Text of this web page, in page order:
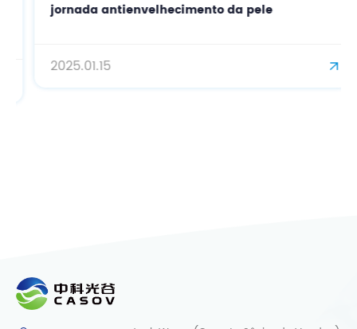
jornada antienvelhecimento da pele
2025.01.15